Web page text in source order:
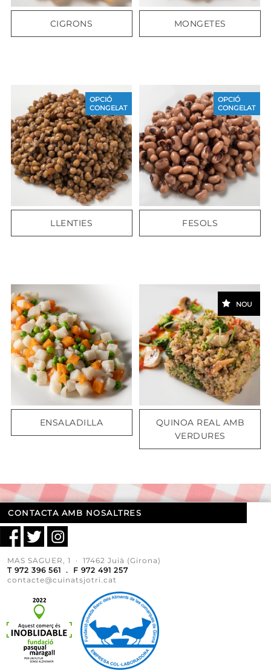
CIGRONS MONGETES
LLENTIES
OPCIÓ
CONGELAT
FESOLS
OPCIÓ
CONGELAT
ENSALADILLA
QUINOA REAL AMB
VERDURES
NOU
CONTACTA AMB NOSALTRES
MAS SAGUER, 1 · 17462 Juià (Girona)
T 972 396 561 . F 972 491 257
contacte@cuinatsjotri.cat